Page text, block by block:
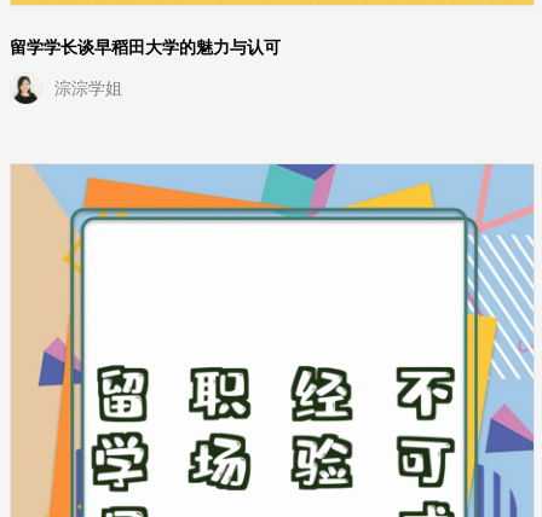
留学学长谈早稻田大学的魅力与认可
淙淙学姐